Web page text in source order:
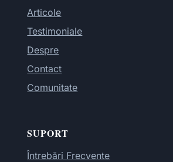
Articole
Testimoniale
Despre
Contact
Comunitate
SUPORT
Întrebări Frecvente